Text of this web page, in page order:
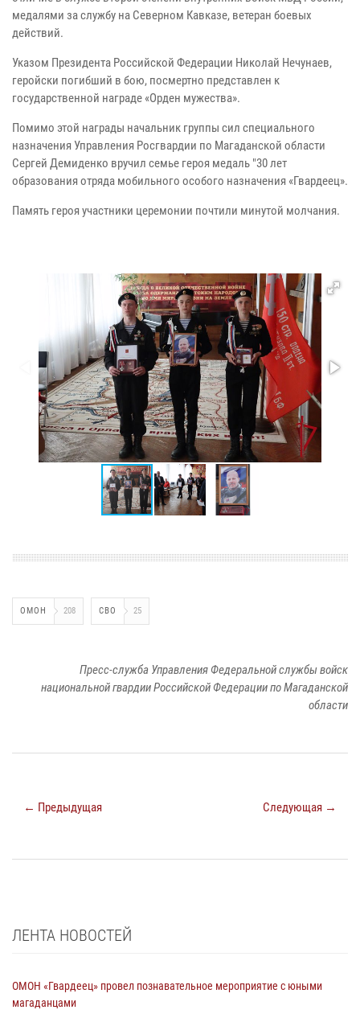
медалями за службу на Северном Кавказе, ветеран боевых
действий.
Указом Президента Российской Федерации Николай Нечунаев,
геройски погибший в бою, посмертно представлен к
государственной награде «Орден мужества».
Помимо этой награды начальник группы сил специального
назначения Управления Росгвардии по Магаданской области
Сергей Демиденко вручил семье героя медаль "30 лет
образования отряда мобильного особого назначения «Гвардеец».
Память героя участники церемонии почтили минутой молчания.
ОМОН 208 СВО 25
Пресс-служба Управления Федеральной службы войск
национальной гвардии Российской Федерации по Магаданской
области
← Предыдущая Следующая →
ЛЕНТА НОВОСТЕЙ
ОМОН «Гвардеец» провел познавательное мероприятие с юными
магаданцами